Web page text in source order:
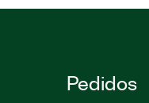
Pedidos